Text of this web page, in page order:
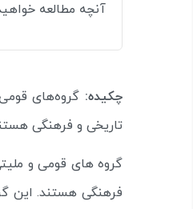
آنچه مطالعه
چکیده: گروه‌های
تاریخی و فرهنگی
گروه های قومی و
فرهنگی هستند. این